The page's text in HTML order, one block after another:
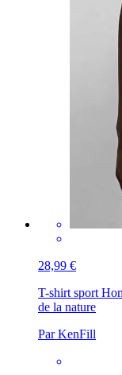
28,99 €
T-shirt sport
de la nature
Par KenFill